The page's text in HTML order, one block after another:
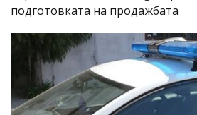
подготовката на продажбата